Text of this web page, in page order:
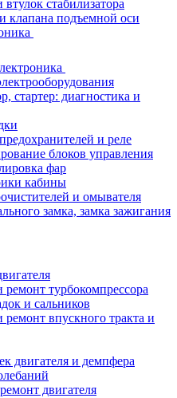
втулок стабилизатора
клапана подъемной оси
стартер: диагностика и
и реле
блоков управления
фар
кабины
и омывателя
замка, замка зажигания
ремонт турбокомпрессора
и сальников
ремонт впускного тракта и
двигателя и демпфера
двигателя